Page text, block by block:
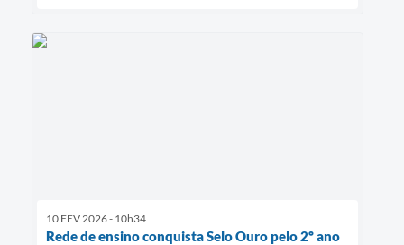
10 FEV 2026 - 10h34
Rede de ensino conquista Selo Ouro pelo 2º ano